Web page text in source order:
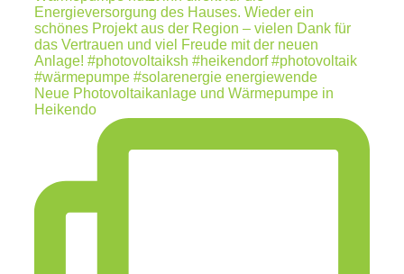
Neue Photovoltaikanlage und Wärmepumpe in
Heikendo